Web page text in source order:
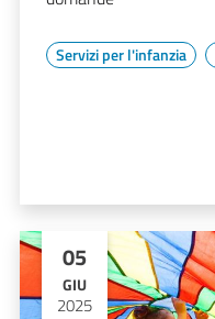
Servizi per l'infanzia
05
GIU
2025